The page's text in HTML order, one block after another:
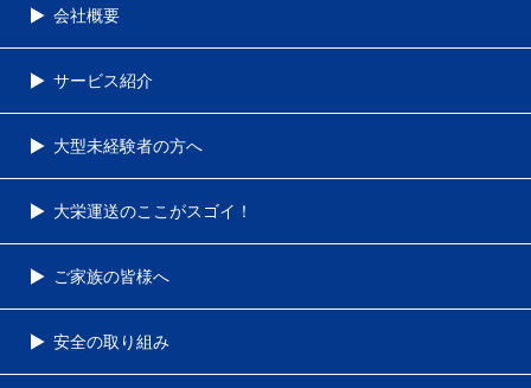
会社概要
サービス紹介
大型未経験者の方へ
大栄運送のここがスゴイ！
ご家族の皆様へ
安全の取り組み